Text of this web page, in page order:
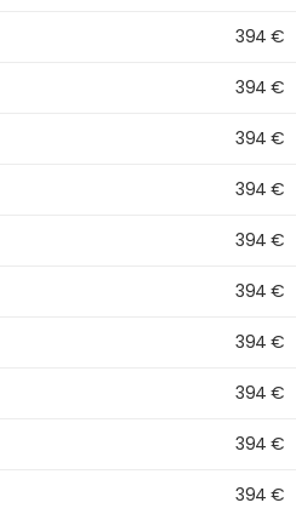
394 €
394 €
394 €
394 €
394 €
394 €
394 €
394 €
394 €
394 €